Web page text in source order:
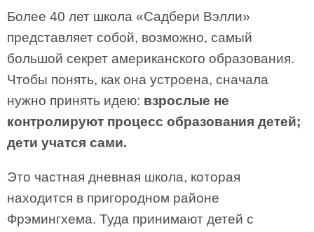
Более 40 лет школа «Садбери Вэлли»
представляет собой, возможно, самый
большой секрет американского образования.
Чтобы понять, как она устроена, сначала
нужно принять идею: взрослые не
контролируют процесс образования детей;
дети учатся сами.
Это частная дневная школа, которая
находится в пригородном районе
Фрэмингхема. Туда принимают детей с